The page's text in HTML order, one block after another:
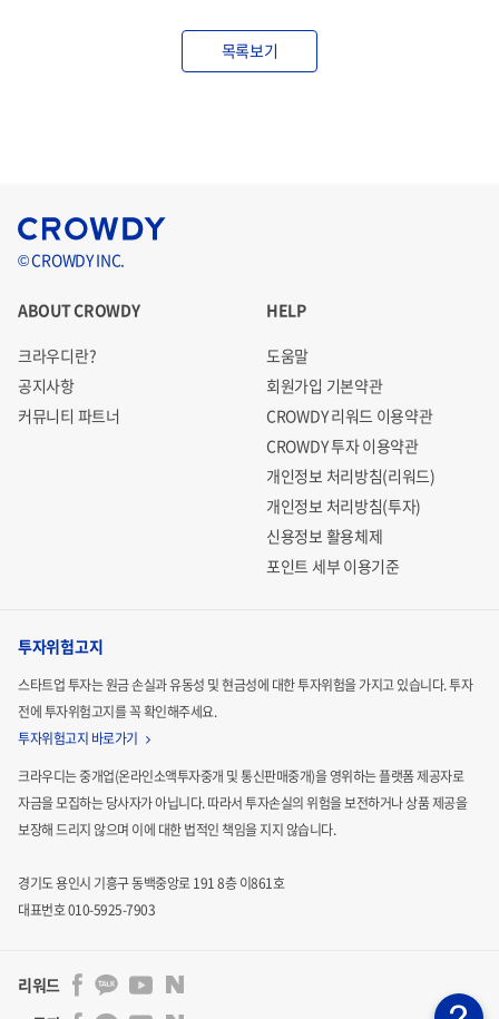
목록보기
© CROWDY INC.
ABOUT CROWDY
크라우디란?
공지사항
커뮤니티 파트너
HELP
도움말
회원가입 기본약관
CROWDY 리워드 이용약관
CROWDY 투자 이용약관
개인정보 처리방침(리워드)
개인정보 처리방침(투자)
신용정보 활용체제
포인트 세부 이용기준
투자위험고지
스타트업 투자는 원금 손실과 유동성 및 현금성에 대한 투자위험을 가지고 있습니다.투자
전에 투자위험고지를 꼭 확인해주세요.
투자위험고지 바로가기
크라우디는 중개업(온라인소액투자중개 및 통신판매중개)을 영위하는 플랫폼 제공자로
자금을 모집하는당사자가 아닙니다. 따라서 투자손실의 위험을 보전하거나 상품 제공을
보장해 드리지 않으며 이에 대한 법적인 책임을 지지 않습니다.
경기도 용인시 기흥구 동백중앙로 191 8층 이861호
대표번호 010-5925-7903
리워드